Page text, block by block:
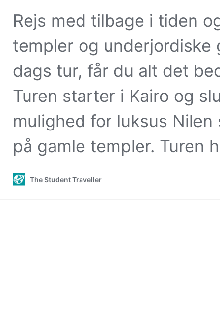
Rejs med tilbage i tiden
templer og underjordiske
dags tur, får du alt det
Turen starter i Kairo og
mulighed for luksus
på gamle templer. Turen
The Student Traveller